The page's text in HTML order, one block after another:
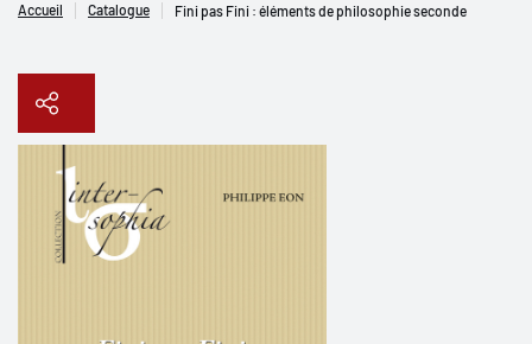
Accueil Catalogue Fini pas Fini : éléments de philosophie seconde
Copier le lien